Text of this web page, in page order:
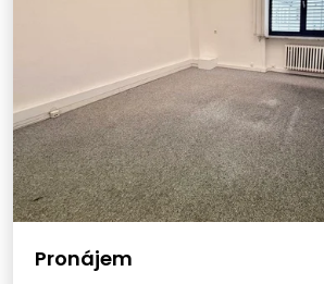
Pronájem